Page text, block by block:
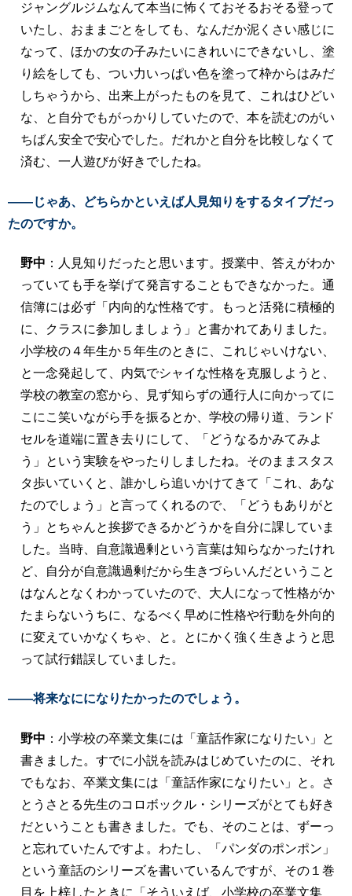
ジャングルジムなんて本当に怖くておそるおそる登って
いたし、おままごとをしても、なんだか泥くさい感じに
なって、ほかの女の子みたいにきれいにできないし、塗
り絵をしても、つい力いっぱい色を塗って枠からはみだ
しちゃうから、出来上がったものを見て、これはひどい
な、と自分でもがっかりしていたので、本を読むのがい
ちばん安全で安心でした。だれかと自分を比較しなくて
済む、一人遊びが好きでしたね。
――じゃあ、どちらかといえば人見知りをするタイプだっ
たのですか。
野中 ：人見知りだったと思います。授業中、答えがわか
っていても手を挙げて発言することもできなかった。通
信簿には必ず「内向的な性格です。もっと活発に積極的
に、クラスに参加しましょう」と書かれてありました。
小学校の４年生か５年生のときに、これじゃいけない、
と一念発起して、内気でシャイな性格を克服しようと、
学校の教室の窓から、見ず知らずの通行人に向かってに
こにこ笑いながら手を振るとか、学校の帰り道、ランド
セルを道端に置き去りにして、「どうなるかみてみよ
う」という実験をやったりしましたね。そのままスタス
タ歩いていくと、誰かしら追いかけてきて「これ、あな
たのでしょう」と言ってくれるので、「どうもありがと
う」とちゃんと挨拶できるかどうかを自分に課していま
した。当時、自意識過剰という言葉は知らなかったけれ
ど、自分が自意識過剰だから生きづらいんだということ
はなんとなくわかっていたので、大人になって性格がか
たまらないうちに、なるべく早めに性格や行動を外向的
に変えていかなくちゃ、と。とにかく強く生きようと思
って試行錯誤していました。
――将来なにになりたかったのでしょう。
野中 ：小学校の卒業文集には「童話作家になりたい」と
書きました。すでに小説を読みはじめていたのに、それ
でもなお、卒業文集には「童話作家になりたい」と。さ
とうさとる先生のコロボックル・シリーズがとても好き
だということも書きました。でも、そのことは、ずーっ
と忘れていたんですよ。わたし、「パンダのポンポン」
という童話のシリーズを書いているんですが、その１巻
目を上梓したときに「そういえば、小学校の卒業文集